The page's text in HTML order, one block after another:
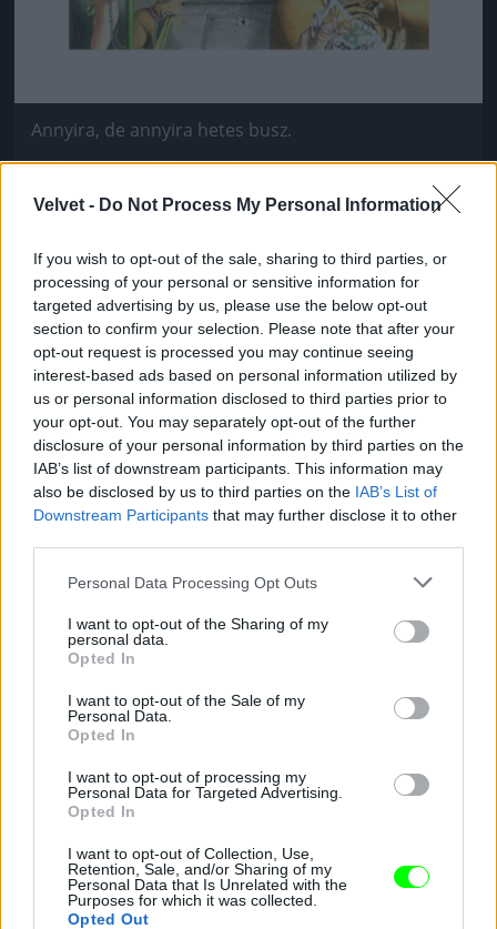
Velvet - Do Not Process My Personal Information
If you wish to opt-out of the sale, sharing to third parties, or
processing of your personal or sensitive information for
targeted advertising by us, please use the below opt-out
section to confirm your selection. Please note that after your
opt-out request is processed you may continue seeing
interest-based ads based on personal information utilized by
us or personal information disclosed to third parties prior to
your opt-out. You may separately opt-out of the further
disclosure of your personal information by third parties on the
IAB’s list of downstream participants. This information may
also be disclosed by us to third parties on the IAB’s List of
Downstream Participants that may further disclose it to other
Please note that this website/app uses one or more Google
not limited to your visit or usage behaviour. You may click to
grant or deny consent to Google and its third-party tags to
use your data for below specified purposes in below Google
consent section.
Personal Data Processing Opt Outs
I want to opt-out of the Sharing of my
personal data.
Opted In
I want to opt-out of the Sale of my
Personal Data.
Opted In
I want to opt-out of processing my
Personal Data for Targeted Advertising.
Opted In
I want to opt-out of Collection, Use,
Retention, Sale, and/or Sharing of my
Personal Data that Is Unrelated with the
Purposes for which it was collected.
Opted Out
Annyira, de annyira hetes busz.
Fotó: / MarcusGoldson.co.uk #5
Jön még kép!
Személyes kedvencünk, a felpofozott strici.
Fotó: / MarcusGoldson.co.uk